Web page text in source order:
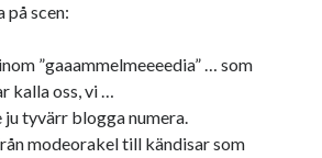
på scen:
”gaaammelmeeeedia” … som
kalla oss, vi …
tyvärr blogga numera.
modeorakel till kändisar som